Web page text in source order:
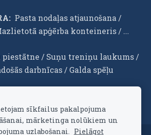
Pasta nodaļas atjaunošana /
apģērba konteineris / ...
piestātne / Suņu treniņu laukums /
darbnīcas / Galda spēļu
sīkfailus pakalpojuma
mārketinga nolūkiem un
uzlabošanai. Pielāgot